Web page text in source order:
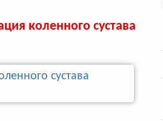
коленного сустава